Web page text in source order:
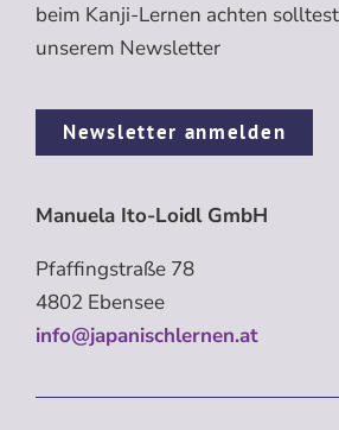
beim Kanji-Lernen achten
unserem Newsletter
Newsletter anmelden
Manuela Ito-Loidl GmbH
Pfaffingstraße 78
4802 Ebensee
info@japanischlernen.at